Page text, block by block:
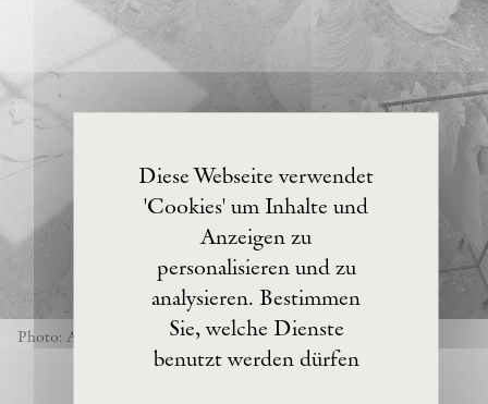
Photo: Anselm Kiefer
Diese Webseite verwendet
'Cookies' um Inhalte und
Anzeigen zu
personalisieren und zu
analysieren. Bestimmen
Sie, welche Dienste
benutzt werden dürfen